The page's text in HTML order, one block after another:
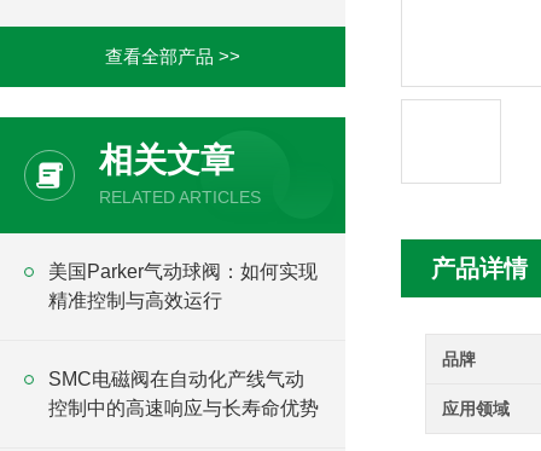
查看全部产品 >>
相关文章
RELATED ARTICLES
美国Parker气动球阀：如何实现
精准控制与高效运行
SMC电磁阀在自动化产线气动
控制中的高速响应与长寿命优势
产品详情
品牌
应用领域